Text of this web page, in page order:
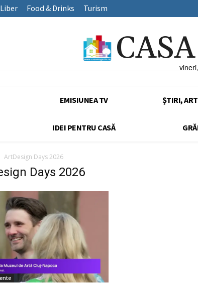
Food & Drinks Turism
EMISIUNEA TV ȘTIRI,
IDEI PENTRU CASĂ
ArtDesign Days 2026
Days 2026